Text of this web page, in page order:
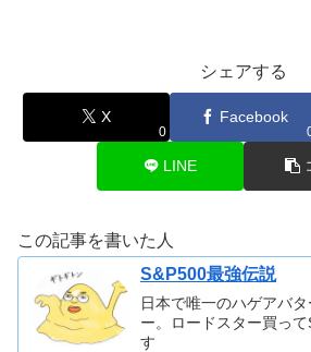
シェアする
X
0
Facebook
LINE
この記事を書いた人
S&P500最強伝説
日本で唯一のハゲアバ
ー。ロードスター買っ
す